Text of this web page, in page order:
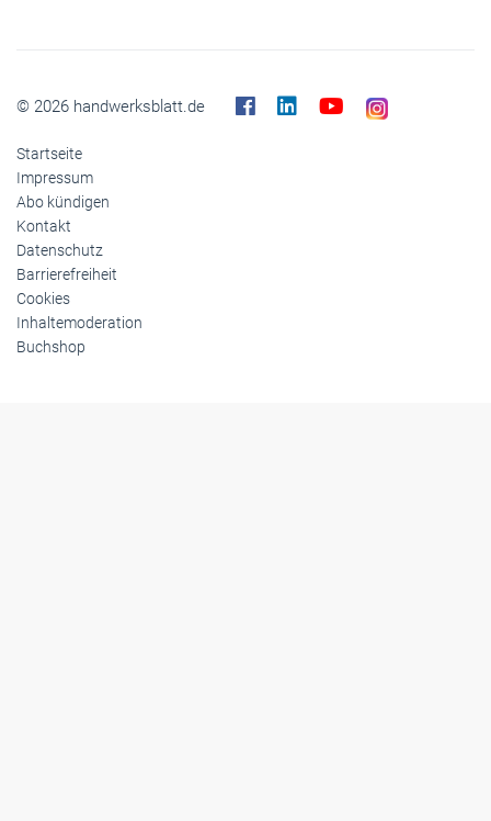
© 2026 handwerksblatt.de
Startseite
Impressum
Abo kündigen
Kontakt
Datenschutz
Barrierefreiheit
Cookies
Inhaltemoderation
Buchshop